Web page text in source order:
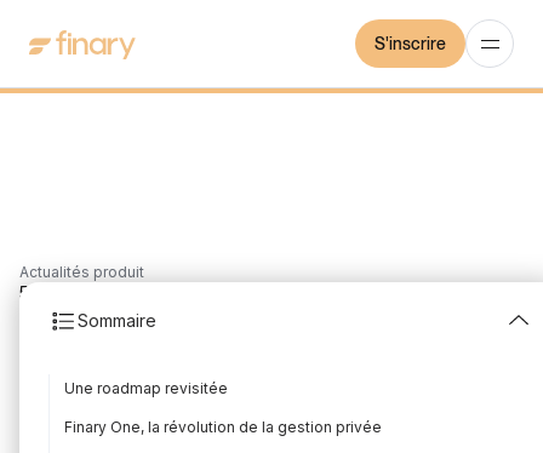
S'inscrire
Actualités produit
Sommaire
Une roadmap revisitée
Finary One, la révolution de la gestion privée
5
août 2024
Rédigé par Édité par